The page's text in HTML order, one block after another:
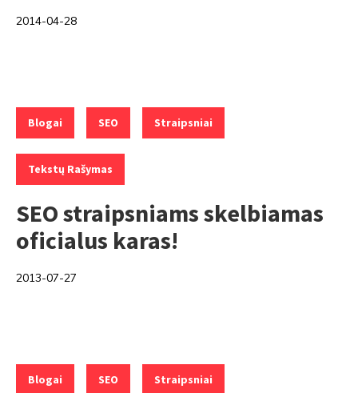
2014-04-28
Categories:
Blogai SEO Straipsniai
Tekstų Rašymas
SEO straipsniams skelbiamas
oficialus karas!
2013-07-27
Categories:
Blogai SEO Straipsniai